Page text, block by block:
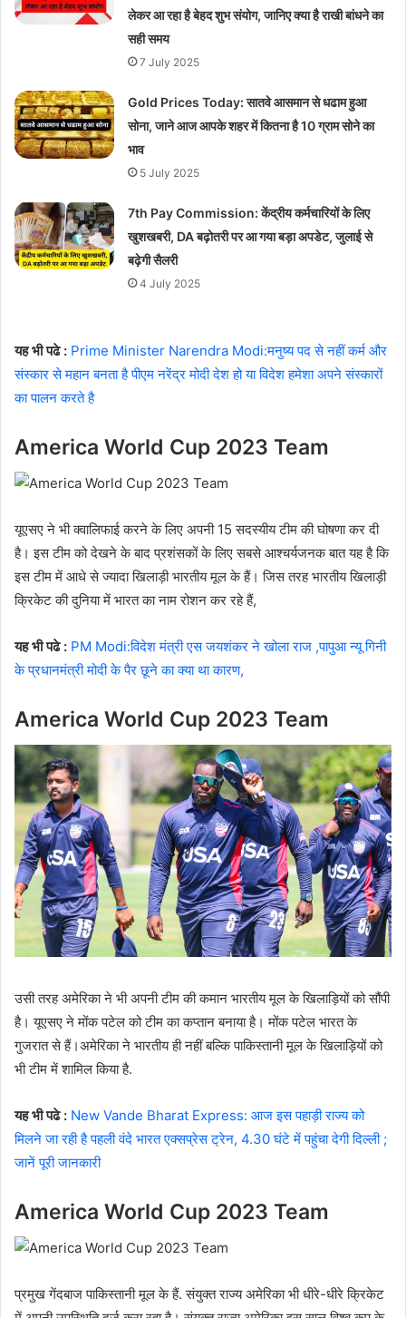
लेकर आ रहा है बेहद शुभ संयोग, जानिए क्या है राखी बांधने का
सही समय
7 July 2025
Gold Prices Today: सातवे आसमान से धढाम हुआ
सोना, जाने आज आपके शहर में कितना है 10 ग्राम सोने का
भाव
5 July 2025
7th Pay Commission: केंद्रीय कर्मचारियों के लिए
खुशखबरी, DA बढ़ोतरी पर आ गया बड़ा अपडेट, जुलाई से
बढ़ेगी सैलरी
4 July 2025
यह भी पढे : Prime Minister Narendra Modi:मनुष्य पद से नहीं कर्म और
संस्कार से महान बनता है पीएम नरेंद्र मोदी देश हो या विदेश हमेशा अपने संस्कारों
का पालन करते है
America World Cup 2023 Team
यूएसए ने भी क्वालिफाई करने के लिए अपनी 15 सदस्यीय टीम की घोषणा कर दी
है। इस टीम को देखने के बाद प्रशंसकों के लिए सबसे आश्चर्यजनक बात यह है कि
इस टीम में आधे से ज्यादा खिलाड़ी भारतीय मूल के हैं। जिस तरह भारतीय खिलाड़ी
क्रिकेट की दुनिया में भारत का नाम रोशन कर रहे हैं,
यह भी पढे : PM Modi:विदेश मंत्री एस जयशंकर ने खोला राज ,पापुआ न्यू गिनी
के प्रधानमंत्री मोदी के पैर छूने का क्या था कारण,
America World Cup 2023 Team
उसी तरह अमेरिका ने भी अपनी टीम की कमान भारतीय मूल के खिलाड़ियों को सौंपी
है। यूएसए ने मोंक पटेल को टीम का कप्तान बनाया है। मोंक पटेल भारत के
गुजरात से हैं।अमेरिका ने भारतीय ही नहीं बल्कि पाकिस्तानी मूल के खिलाड़ियों को
भी टीम में शामिल किया है.
यह भी पढे : New Vande Bharat Express: आज इस पहाड़ी राज्य को
मिलने जा रही है पहली वंदे भारत एक्सप्रेस ट्रेन, 4.30 घंटे में पहुंचा देगी दिल्ली ;
जानें पूरी जानकारी
America World Cup 2023 Team
प्रमुख गेंदबाज पाकिस्तानी मूल के हैं. संयुक्त राज्य अमेरिका भी धीरे-धीरे क्रिकेट